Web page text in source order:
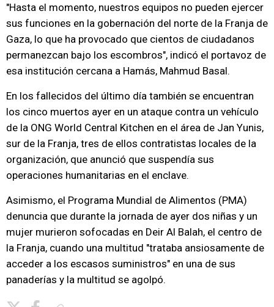
"Hasta el momento, nuestros equipos no pueden ejercer
sus funciones en la gobernación del norte de la Franja de
Gaza, lo que ha provocado que cientos de ciudadanos
permanezcan bajo los escombros", indicó el portavoz de
esa institución cercana a Hamás, Mahmud Basal.
En los fallecidos del último día también se encuentran
los cinco muertos ayer en un ataque contra un vehículo
de la ONG World Central Kitchen en el área de Jan Yunis,
sur de la Franja, tres de ellos contratistas locales de la
organización, que anunció que suspendía sus
operaciones humanitarias en el enclave.
Asimismo, el Programa Mundial de Alimentos (PMA)
denuncia que durante la jornada de ayer dos niñas y un
mujer murieron sofocadas en Deir Al Balah, el centro de
la Franja, cuando una multitud "trataba ansiosamente de
acceder a los escasos suministros" en una de sus
panaderías y la multitud se agolpó.